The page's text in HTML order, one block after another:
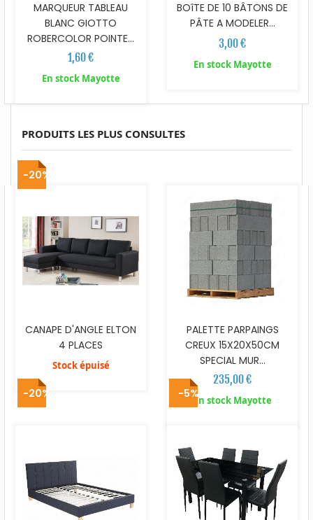
MARQUEUR TABLEAU
BLANC GIOTTO
ROBERCOLOR POINTE...
1,60 €
En stock Mayotte
BOîTE DE 10 BÂTONS DE
PÂTE A MODELER...
3,00 €
En stock Mayotte
PRODUITS LES PLUS CONSULTES
-20%
CANAPE D'ANGLE ELTON
4 PLACES
Stock épuisé
PALETTE PARPAINGS
CREUX 15X20X50CM
SPECIAL MUR...
235,00 €
En stock Mayotte
-20% -5%